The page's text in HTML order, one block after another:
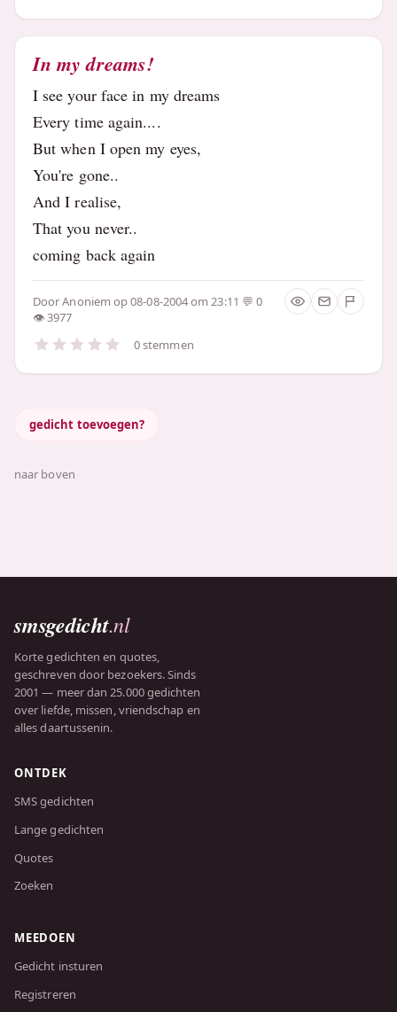
In my dreams!
I see your face in my dreams
Every time again....
But when I open my eyes,
You're gone..
And I realise,
That you never..
coming back again
DoorAnoniem op 08-08-2004 om 23:11
0
3977
0 stemmen
gedicht toevoegen?
naar boven
smsgedicht.nl
Korte gedichten en quotes,
geschreven door bezoekers. Sinds
2001 — meer dan 25.000 gedichten
over liefde, missen, vriendschap en
alles daartussenin.
ONTDEK
SMS gedichten
Lange gedichten
Quotes
Zoeken
MEEDOEN
Gedicht insturen
Registreren